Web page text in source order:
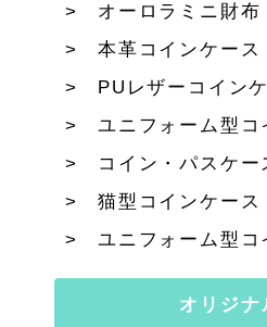
オーロラミニ財布
本革コインケース
PUレザーコイン
ユニフォーム型コ
コイン・パスケー
猫型コインケース
ユニフォーム型コ
オリジナ